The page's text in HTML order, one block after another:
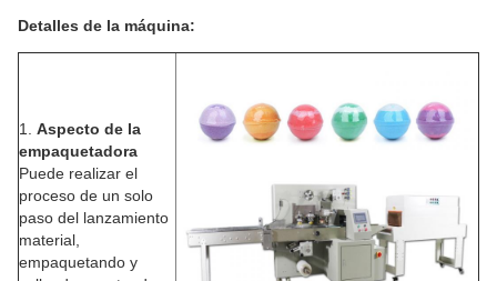
Detalles de la máquina:
1. Aspecto de la
empaquetadora
Puede realizar el
proceso de un solo
paso del lanzamiento
material,
empaquetando y